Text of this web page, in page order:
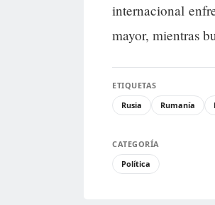
internacional
mayor, mientras
ETIQUETAS
Rusia
Rumanía
CATEGORÍA
Política